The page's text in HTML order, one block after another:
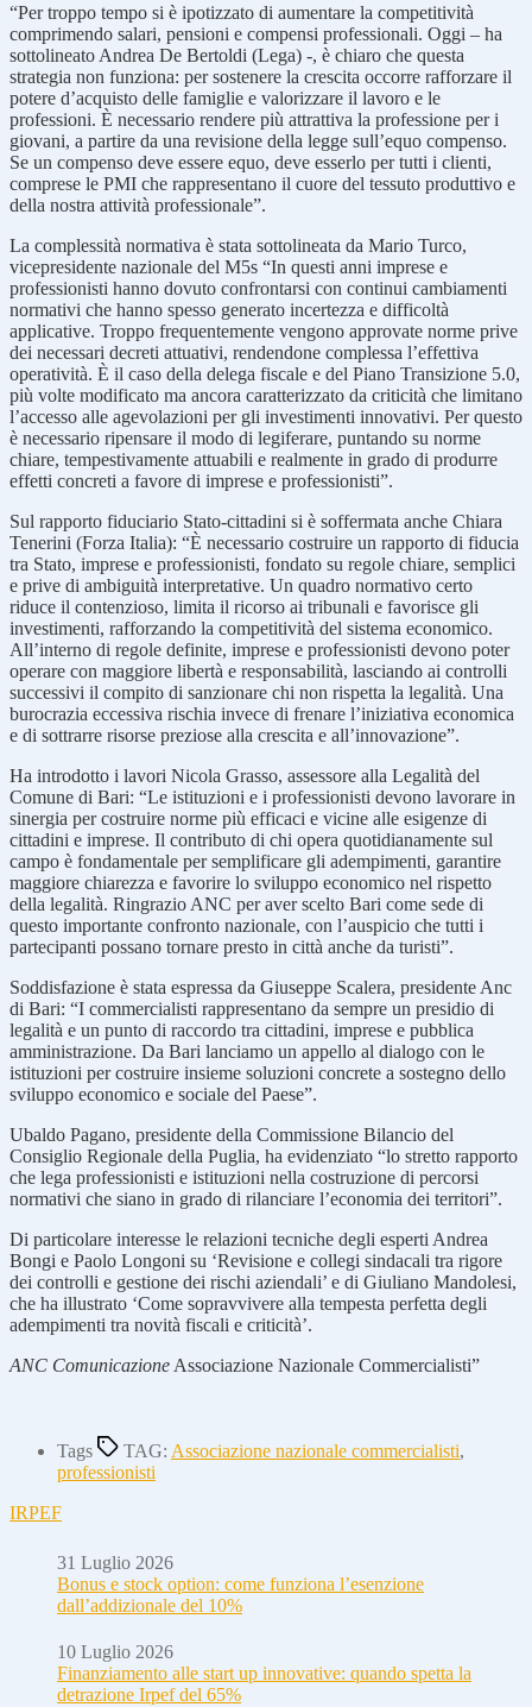
“Per troppo tempo si è ipotizzato di aumentare la competitività
comprimendo salari, pensioni e compensi professionali. Oggi – ha
sottolineato Andrea De Bertoldi (Lega) -, è chiaro che questa
strategia non funziona: per sostenere la crescita occorre rafforzare il
potere d’acquisto delle famiglie e valorizzare il lavoro e le
professioni. È necessario rendere più attrattiva la professione per i
giovani, a partire da una revisione della legge sull’equo compenso.
Se un compenso deve essere equo, deve esserlo per tutti i clienti,
comprese le PMI che rappresentano il cuore del tessuto produttivo e
della nostra attività professionale”.
La complessità normativa è stata sottolineata da Mario Turco,
vicepresidente nazionale del M5s “In questi anni imprese e
professionisti hanno dovuto confrontarsi con continui cambiamenti
normativi che hanno spesso generato incertezza e difficoltà
applicative. Troppo frequentemente vengono approvate norme prive
dei necessari decreti attuativi, rendendone complessa l’effettiva
operatività. È il caso della delega fiscale e del Piano Transizione 5.0,
più volte modificato ma ancora caratterizzato da criticità che limitano
l’accesso alle agevolazioni per gli investimenti innovativi. Per questo
è necessario ripensare il modo di legiferare, puntando su norme
chiare, tempestivamente attuabili e realmente in grado di produrre
effetti concreti a favore di imprese e professionisti”.
Sul rapporto fiduciario Stato-cittadini si è soffermata anche Chiara
Tenerini (Forza Italia): “È necessario costruire un rapporto di fiducia
tra Stato, imprese e professionisti, fondato su regole chiare, semplici
e prive di ambiguità interpretative. Un quadro normativo certo
riduce il contenzioso, limita il ricorso ai tribunali e favorisce gli
investimenti, rafforzando la competitività del sistema economico.
All’interno di regole definite, imprese e professionisti devono poter
operare con maggiore libertà e responsabilità, lasciando ai controlli
successivi il compito di sanzionare chi non rispetta la legalità. Una
burocrazia eccessiva rischia invece di frenare l’iniziativa economica
e di sottrarre risorse preziose alla crescita e all’innovazione”.
Ha introdotto i lavori Nicola Grasso, assessore alla Legalità del
Comune di Bari: “Le istituzioni e i professionisti devono lavorare in
sinergia per costruire norme più efficaci e vicine alle esigenze di
cittadini e imprese. Il contributo di chi opera quotidianamente sul
campo è fondamentale per semplificare gli adempimenti, garantire
maggiore chiarezza e favorire lo sviluppo economico nel rispetto
della legalità. Ringrazio ANC per aver scelto Bari come sede di
questo importante confronto nazionale, con l’auspicio che tutti i
partecipanti possano tornare presto in città anche da turisti”.
Soddisfazione è stata espressa da Giuseppe Scalera, presidente Anc
di Bari: “I commercialisti rappresentano da sempre un presidio di
legalità e un punto di raccordo tra cittadini, imprese e pubblica
amministrazione. Da Bari lanciamo un appello al dialogo con le
istituzioni per costruire insieme soluzioni concrete a sostegno dello
sviluppo economico e sociale del Paese”.
Ubaldo Pagano, presidente della Commissione Bilancio del
Consiglio Regionale della Puglia, ha evidenziato “lo stretto rapporto
che lega professionisti e istituzioni nella costruzione di percorsi
normativi che siano in grado di rilanciare l’economia dei territori”.
Di particolare interesse le relazioni tecniche degli esperti Andrea
Bongi e Paolo Longoni su ‘Revisione e collegi sindacali tra rigore
dei controlli e gestione dei rischi aziendali’ e di Giuliano Mandolesi,
che ha illustrato ‘Come sopravvivere alla tempesta perfetta degli
adempimenti tra novità fiscali e criticità’.
ANC Comunicazione Associazione Nazionale Commercialisti”
Tags TAG: Associazione nazionale commercialisti,
professionisti
IRPEF
31 Luglio 2026
Bonus e stock option: come funziona l’esenzione
dall’addizionale del 10%
10 Luglio 2026
Finanziamento alle start up innovative: quando spetta la
detrazione Irpef del 65%